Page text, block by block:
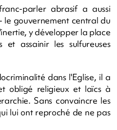
parler abrasif a aussi
le gouvernement central du
y développer la place
assainir les sulfureuses
dans l'Eglise, il a
obligé religieux et laïcs à
Sans convaincre les
lui ont reproché de ne pas